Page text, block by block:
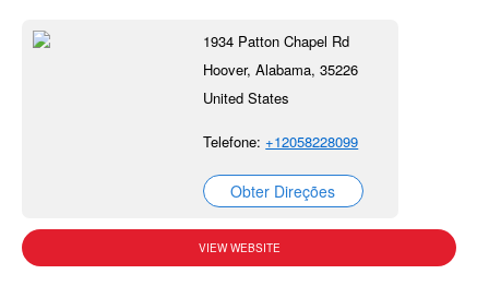
1934 Patton Chapel Rd
Hoover, Alabama, 35226
United States
Telefone:+12058228099
Obter Direções
VIEW WEBSITE